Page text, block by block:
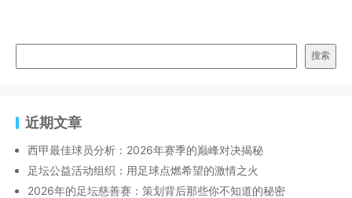
搜索
近期文章
西甲最佳球员分析：2026年赛季的巅峰对决揭秘
足坛公益活动组织：用足球点燃希望的激情之火
2026年的足坛慈善赛：策划背后那些你不知道的秘密